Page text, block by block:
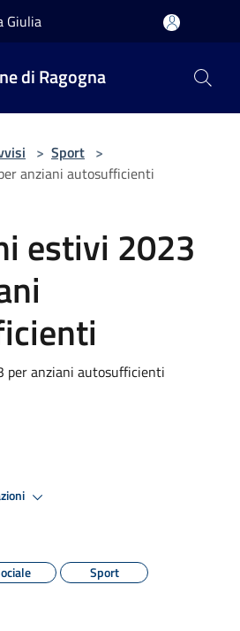
Giulia
di Ragogna
> Sport >
anziani autosufficienti
estivi 2023
per anziani autosufficienti
Sport